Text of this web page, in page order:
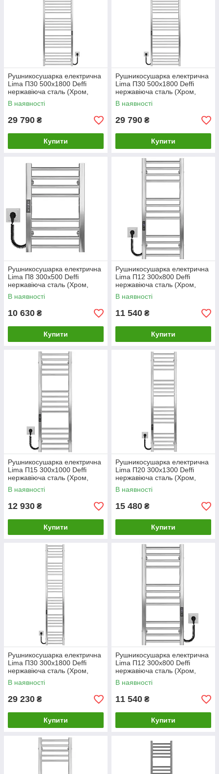
Рушникосушарка електрична
Lima П30 500х1800 Deffi
нержавіюча сталь (Хром,
JD04, Праве підключення)
В наявності
29 790 ₴
Купити
Рушникосушарка електрична
Lima П30 500х1800 Deffi
нержавіюча сталь (Хром,
JD04, Ліве підключення)
В наявності
29 790 ₴
Купити
Рушникосушарка електрична
Lima П8 300х500 Deffi
нержавіюча сталь (Хром,
JD04, Ліве підключення)
В наявності
10 630 ₴
Купити
Рушникосушарка електрична
Lima П12 300х800 Deffi
нержавіюча сталь (Хром,
JD04, Ліве підключення)
В наявності
11 540 ₴
Купити
Рушникосушарка електрична
Lima П15 300х1000 Deffi
нержавіюча сталь (Хром,
JD04, Ліве підключення)
В наявності
12 930 ₴
Купити
Рушникосушарка електрична
Lima П20 300х1300 Deffi
нержавіюча сталь (Хром,
JD04, Ліве підключення)
В наявності
15 480 ₴
Купити
Рушникосушарка електрична
Lima П30 300х1800 Deffi
нержавіюча сталь (Хром,
JD04, Ліве підключення)
В наявності
29 230 ₴
Купити
Рушникосушарка електрична
Lima П12 300х800 Deffi
нержавіюча сталь (Хром,
JD04, Праве підключення)
В наявності
11 540 ₴
Купити